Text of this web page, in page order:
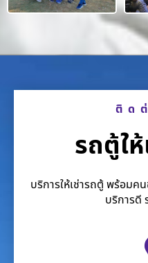
ติด
รถตู้ใ
บริการให้เช่ารถตู้ พร้อม
บริการดี